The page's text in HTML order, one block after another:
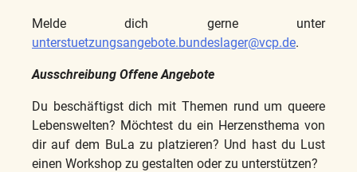
Melde dich gerne unter
unterstuetzungsangebote.bundeslager@vcp.de.
Ausschreibung Offene Angebote
Du beschäftigst dich mit Themen rund um queere
Lebenswelten? Möchtest du ein Herzensthema von
dir auf dem BuLa zu platzieren? Und hast du Lust
einen Workshop zu gestalten oder zu unterstützen?